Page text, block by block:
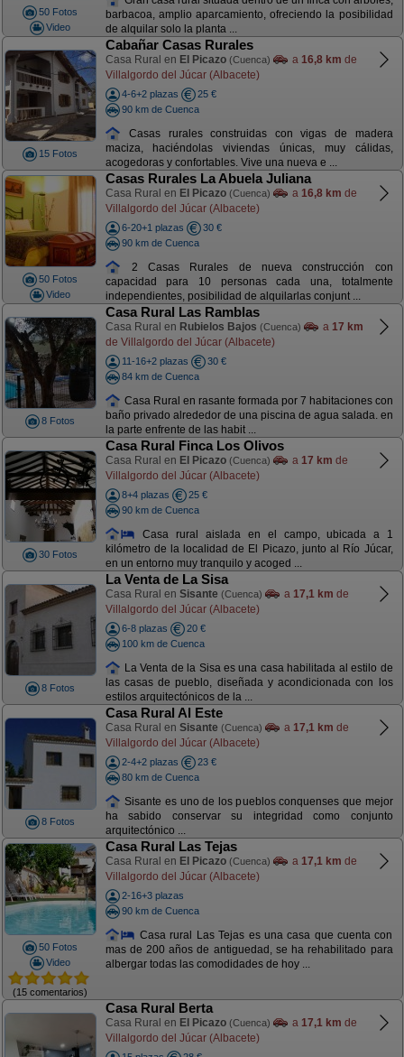
50 Fotos
Video
barbacoa, amplio aparcamiento, ofreciendo la posibilidad
de alquilar solo la planta ...
15 Fotos
Cabañar Casas Rurales
Casa Rural en El Picazo (Cuenca) a 16,8 km de
Villalgordo del Júcar (Albacete)
4-6+2 plazas
25 €
90 km de Cuenca
Casas rurales construidas con vigas de madera
maciza, haciéndolas viviendas únicas, muy cálidas,
acogedoras y confortables. Vive una nueva e ...
50 Fotos
Video
Casas Rurales La Abuela Juliana
Casa Rural en El Picazo (Cuenca) a 16,8 km de
Villalgordo del Júcar (Albacete)
6-20+1 plazas
30 €
90 km de Cuenca
2 Casas Rurales de nueva construcción con
capacidad para 10 personas cada una, totalmente
independientes, posibilidad de alquilarlas conjunt ...
8 Fotos
Casa Rural Las Ramblas
Casa Rural en Rubielos Bajos (Cuenca) a 17 km
de Villalgordo del Júcar (Albacete)
11-16+2 plazas
30 €
84 km de Cuenca
Casa Rural en rasante formada por 7 habitaciones con
baño privado alrededor de una piscina de agua salada. en
la parte enfrente de las habit ...
30 Fotos
Casa Rural Finca Los Olivos
Casa Rural en El Picazo (Cuenca) a 17 km de
Villalgordo del Júcar (Albacete)
8+4 plazas
25 €
90 km de Cuenca
Casa rural aislada en el campo, ubicada a 1
kilómetro de la localidad de El Picazo, junto al Río Júcar,
en un entorno muy tranquilo y acoged ...
8 Fotos
La Venta de La Sisa
Casa Rural en Sisante (Cuenca) a 17,1 km de
Villalgordo del Júcar (Albacete)
6-8 plazas
20 €
100 km de Cuenca
La Venta de la Sisa es una casa habilitada al estilo de
las casas de pueblo, diseñada y acondicionada con los
estilos arquitectónicos de la ...
8 Fotos
Casa Rural Al Este
Casa Rural en Sisante (Cuenca) a 17,1 km de
Villalgordo del Júcar (Albacete)
2-4+2 plazas
23 €
80 km de Cuenca
Sisante es uno de los pueblos conquenses que mejor
ha sabido conservar su integridad como conjunto
arquitectónico ...
50 Fotos
Video
(15 comentarios)
Casa Rural Las Tejas
Casa Rural en El Picazo (Cuenca) a 17,1 km de
Villalgordo del Júcar (Albacete)
2-16+3 plazas
90 km de Cuenca
Casa rural Las Tejas es una casa que cuenta con
mas de 200 años de antiguedad, se ha rehabilitado para
albergar todas las comodidades de hoy ...
Casa Rural Berta
Casa Rural en El Picazo (Cuenca) a 17,1 km de
Villalgordo del Júcar (Albacete)